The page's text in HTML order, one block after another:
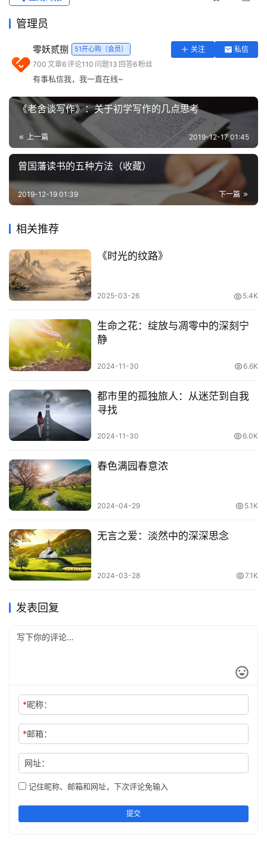
一
读
实
用
具
答
专
区
常
用
网
址
登录 注册
管理员
零妖贰捌 51开心购（会员） 关注
私信
700 文章6评论110 问题13 回答6粉丝
有事私信我，我一直在线~
《老舍谈写作》：关于初学写作的几点思考
上一篇 2019-12-17 01:45
曾国藩读书的五种方法（收藏）
下一篇
2019-12-19 01:39
相关推荐
《时光的纹路》
2025-03-26 5.4K
生命之花：绽放与凋零中的深刻宁
静
2024-11-30 6.6K
都市里的孤独旅人：从迷茫到自我
寻找
2024-11-30 6.0K
春色满园春意浓
2024-04-29 5.1K
无言之爱：淡然中的深深思念
2024-03-28 7.1K
发表回复
*昵称：
*邮箱：
网址：
记住昵称、邮箱和网址，下次评论免输入
提交